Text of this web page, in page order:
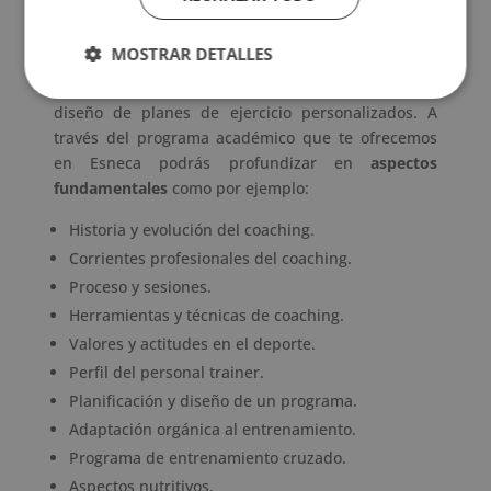
¿Te gustaría aprender más sobre el diseño de
muscularcon la formación en personal trainer y
diseño de planes de ejercicio personalizados. A
través del programa académico que te ofrecemos
en Esneca podrás profundizar enaspectos
fundamentalescomo por ejemplo:
Historia y evolución del coaching.
Corrientes profesionales del coaching.
Proceso y sesiones.
Herramientas y técnicas de coaching.
Valores y actitudes en el deporte.
Perfil del personal trainer.
Planificación y diseño de un programa.
Adaptación orgánica al entrenamiento.
Programa de entrenamiento cruzado.
Aspectos nutritivos.
MOSTRAR DETALLES